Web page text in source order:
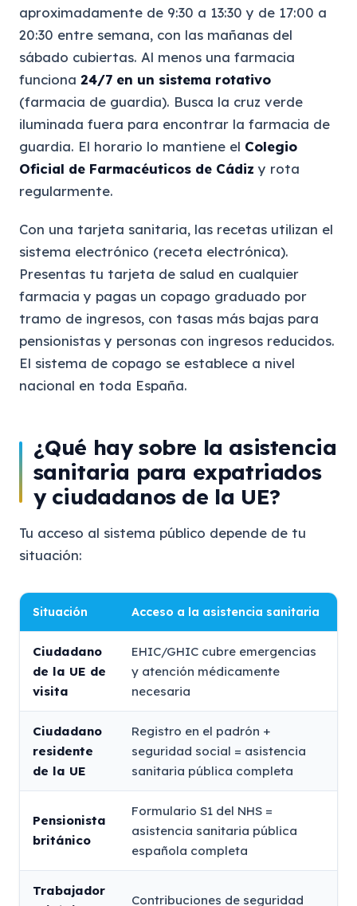
aproximadamente de 9:30 a 13:30 y de 17:00 a
20:30 entre semana, con las mañanas del
sábado cubiertas. Al menos una farmacia
funciona 24/7 en un sistema rotativo
(farmacia de guardia). Busca la cruz verde
iluminada fuera para encontrar la farmacia de
guardia. El horario lo mantiene el Colegio
Oficial de Farmacéuticos de Cádiz y rota
regularmente.
Con una tarjeta sanitaria, las recetas utilizan el
sistema electrónico (receta electrónica).
Presentas tu tarjeta de salud en cualquier
farmacia y pagas un copago graduado por
tramo de ingresos, con tasas más bajas para
pensionistas y personas con ingresos reducidos.
El sistema de copago se establece a nivel
nacional en toda España.
¿Qué hay sobre la asistencia
sanitaria para expatriados
y ciudadanos de la UE?
Tu acceso al sistema público depende de tu
situación:
Situación Acceso a la asistencia sanitaria
Ciudadano
de la UE de
visita
EHIC/GHIC cubre emergencias
y atención médicamente
necesaria
Ciudadano
residente
de la UE
Registro en el padrón +
seguridad social = asistencia
sanitaria pública completa
Pensionista
británico
Formulario S1 del NHS =
asistencia sanitaria pública
española completa
Trabajador
Contribuciones de seguridad